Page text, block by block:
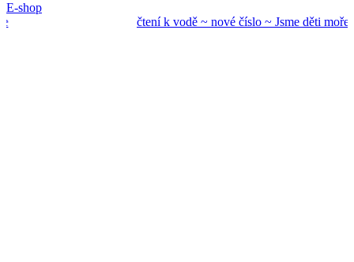
E-shop
čtení k vodě ~ novéčíslo ~ Jsme děti moře